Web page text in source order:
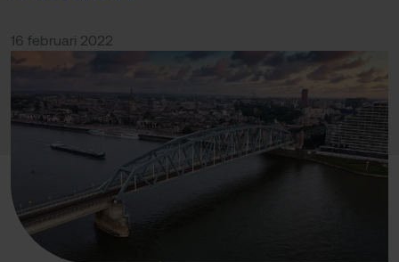
16 februari 2022